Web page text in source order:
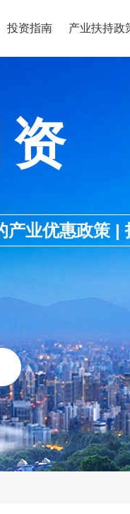
投资指南 产业扶持政
业优惠政策 |